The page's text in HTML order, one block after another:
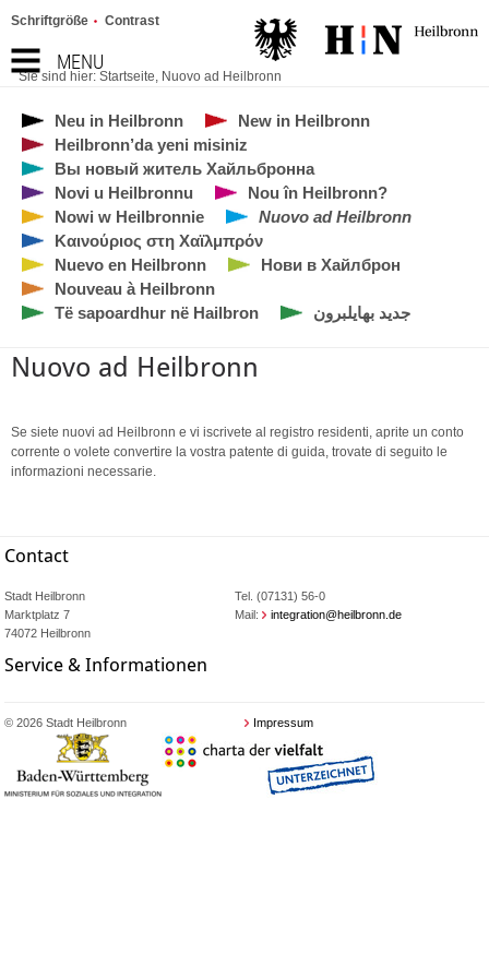
MENU
Schriftgröße Contrast
Sie sind hier: Startseite, Nuovo ad Heilbronn
Neu in Heilbronn
New in Heilbronn
Heilbronn’da yeni misiniz
Вы новый житель Хайльбронна
Novi u Heilbronnu
Nou în Heilbronn?
Nowi w Heilbronnie
Nuovo ad Heilbronn
Καινούριος στη Χαϊλμπρόν
Nuevo en Heilbronn
Нови в Хайлброн
Nouveau à Heilbronn
Të sapoardhur në Hailbron
جديد بهايلبرون
Nuovo ad Heilbronn
Se siete nuovi ad Heilbronn e vi iscrivete al registro residenti, aprite un conto
corrente o volete convertire la vostra patente di guida, trovate di seguito le
informazioni necessarie.
Contact
Stadt Heilbronn
Marktplatz 7
74072 Heilbronn
Tel. (07131) 56-0
Mail:
integration@heilbronn.de
Service & Informationen
© 2026 Stadt Heilbronn Impressum